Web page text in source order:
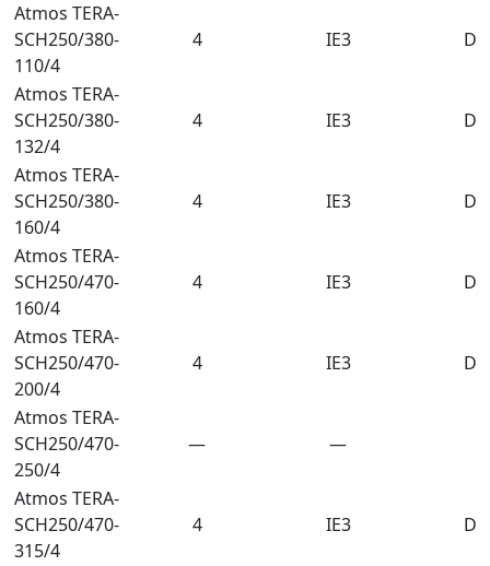
Atmos TERA-
SCH250/380-
110/4
4 IE3
Atmos TERA-
SCH250/380-
132/4
4 IE3
Atmos TERA-
SCH250/380-
160/4
4 IE3
Atmos TERA-
SCH250/470-
160/4
4 IE3
Atmos TERA-
SCH250/470-
200/4
4 IE3
Atmos TERA-
SCH250/470-
250/4
— —
Atmos TERA-
SCH250/470-
315/4
4 IE3